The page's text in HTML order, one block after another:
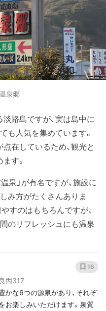
泉郷
路島ですが、実は島中に
も人気を集めています。
在しているため、観光と
す。
泉」が有名ですが、施設に
み方がたくさんありま
すのはもちろんですが、
のリフレッシュにも温泉
丙317
かな6つの源泉があり、それぞ
お楽しみいただけます。泉質
16